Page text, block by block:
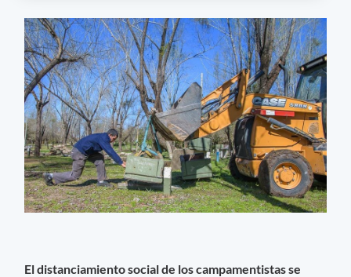
El distanciamiento social de los campamentistas se